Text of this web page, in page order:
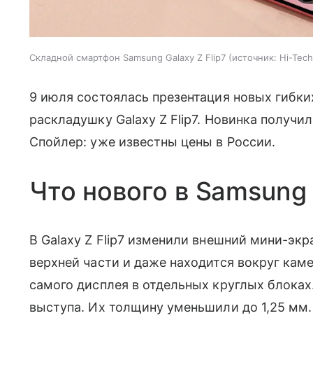
Складной смартфон Samsung Galaxy Z Flip7 источник: Hi-
9 июля состоялась презентация новых
раскладушку Galaxy Z Flip7. Новинка
Спойлер: уже известны цены в России.
Что нового в
В Galaxy Z Flip7 изменили внешний мини-
верхней части и даже находится вокруг
самого дисплея в отдельных круглых
выступа. Их толщину уменьшили до 1,25 мм.